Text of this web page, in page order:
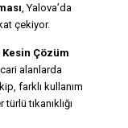
, Yalova’da
çekiyor.
Çözüm
alanlarda
farklı kullanım
tıkanıklığı